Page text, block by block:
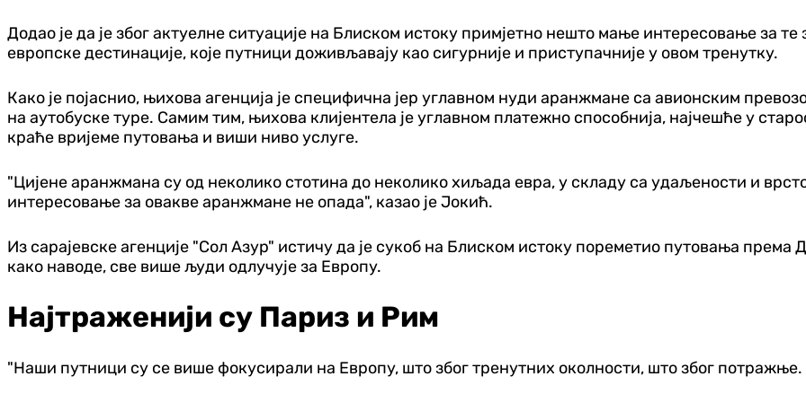
Додао је да је због актуелне ситуације на Блиском истоку примјетно нешто мање интересовање за
европске дестинације, које путници доживљавају као сигурније и приступачније у овом тренутку.
Како је појаснио, њихова агенција је специфична јер углавном нуди аранжмане са авионским
на аутобуске туре. Самим тим, њихова клијентела је углавном платежно способнија, најчешће у
краће вријеме путовања и виши ниво услуге.
"Цијене аранжмана су од неколико стотина до неколико хиљада евра, у складу са удаљености и
интересовање за овакве аранжмане не опада", казао је Јокић.
Из сарајевске агенције "Сол Азур" истичу да је сукоб на Блиском истоку пореметио путовања
како наводе, све више људи одлучује за Европу.
Најтраженији су Париз и Рим
"Наши путници су се више фокусирали на Европу, што због тренутних околности, што због